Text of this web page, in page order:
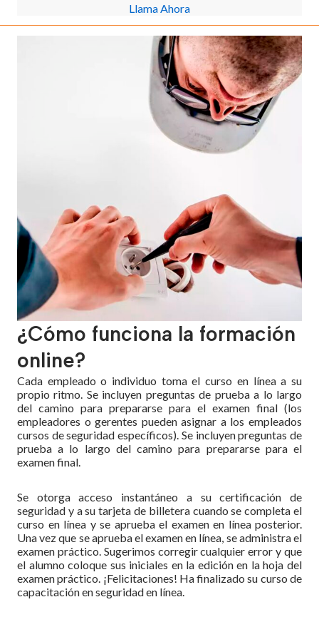
Llama Ahora
¿Cómo funciona la formación
online?
Cada empleado o individuo toma el curso en línea a su
propio ritmo. Se incluyen preguntas de prueba a lo largo
del camino para prepararse para el examen final (los
empleadores o gerentes pueden asignar a los empleados
cursos de seguridad específicos). Se incluyen preguntas de
prueba a lo largo del camino para prepararse para el
examen final.
Se otorga acceso instantáneo a su certificación de
seguridad y a su tarjeta de billetera cuando se completa el
curso en línea y se aprueba el examen en línea posterior.
Una vez que se aprueba el examen en línea, se administra el
examen práctico. Sugerimos corregir cualquier error y que
el alumno coloque sus iniciales en la edición en la hoja del
examen práctico. ¡Felicitaciones! Ha finalizado su curso de
capacitación en seguridad en línea.